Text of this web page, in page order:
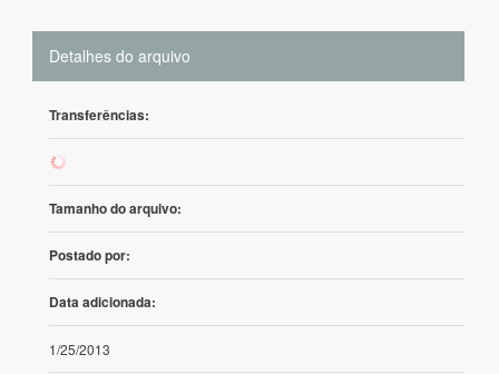
Detalhes do arquivo
Transferências:
985
Tamanho do arquivo:
Postado por:
Data adicionada:
1/25/2013